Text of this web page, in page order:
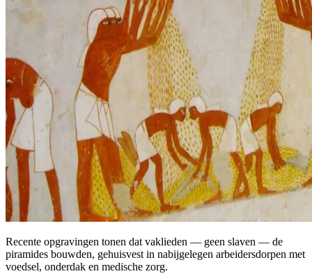
Recente opgravingen tonen dat vaklieden — geen slaven — de
piramides bouwden, gehuisvest in nabijgelegen arbeidersdorpen met
voedsel, onderdak en medische zorg.